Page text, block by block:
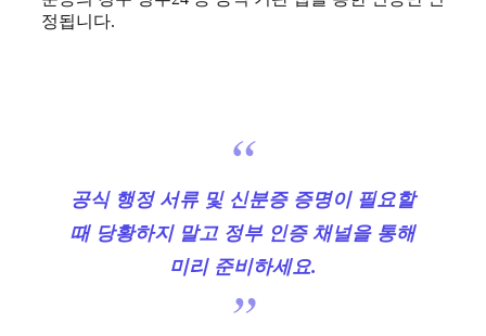
정됩니다.
공식 행정 서류 및 신분증 증명이 필요할
때 당황하지 말고 정부 인증 채널을 통해
미리 준비하세요.